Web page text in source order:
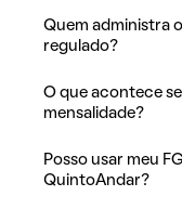
Quem administra
regulado?
O que acontece
mensalidade?
Posso usar meu
QuintoAndar?